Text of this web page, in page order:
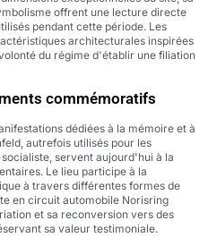
offrent une lecture directe
pendant cette période. Les
architecturales inspirées
du régime d'établir une filiation
commémoratifs
dédiées à la mémoire et à
autrefois utilisés pour les
servent aujourd'hui à la
Le lieu participe à la
à travers différentes formes de
en circuit automobile Norisring
et sa reconversion vers des
sa valeur testimoniale.